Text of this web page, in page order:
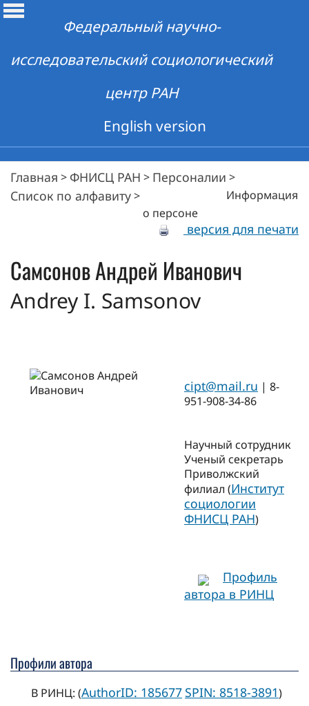
Федеральный научно-
исследовательский социологический
центр РАН
English version
Главная > ФНИСЦ РАН > Персоналии >
Список по алфавиту>
Информация
о персоне
версия для печати
СамсоновАндрей Иванович
Andrey I. Samsonov
cipt@mail.ru | 8-
951-908-34-86
Научный сотрудник
Ученый секретарь
Приволжский
филиал (Институт
социологии
ФНИСЦ РАН)
Профиль
автора в РИНЦ
Профили автора
В РИНЦ: (AuthorID: 185677 SPIN: 8518-3891)